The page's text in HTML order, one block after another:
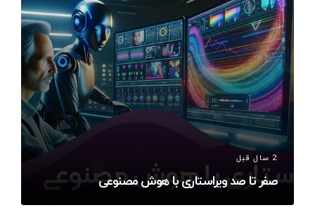
2 سال قبل
صفر تا صد ویراستاری با هوش مصنوعی